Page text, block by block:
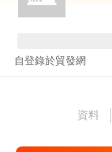
自登錄於貿發網
資料